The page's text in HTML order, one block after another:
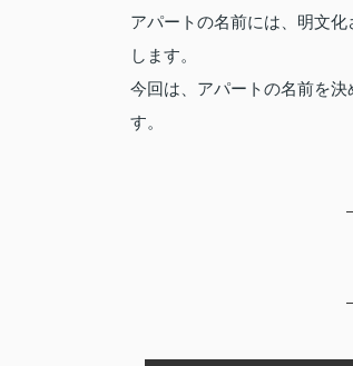
アパートの名前には、明文
します。
今回は、アパートの名前を
す。